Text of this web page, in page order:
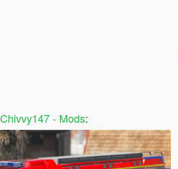
Chivvy147 - Mods: